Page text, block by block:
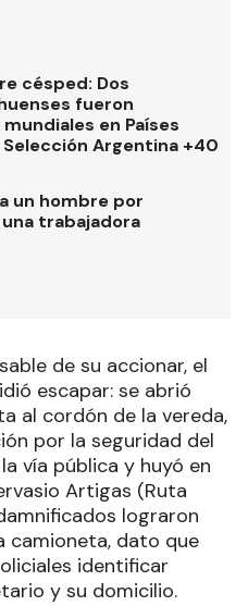
césped: Dos
fueron
en Países
Selección Argentina +40
un hombre por
trabajadora
de su accionar, el
escapar: se abrió
al cordón de la vereda,
por la seguridad del
vía pública y huyó en
Artigas (Ruta
lograron
camioneta, dato que
identificar
y su domicilio.